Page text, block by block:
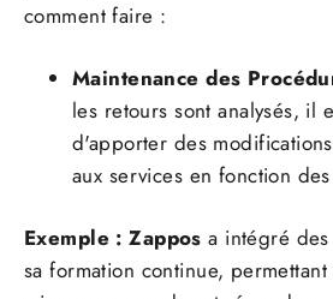
comment faire :
Maintenance des
les retours sont analysés, il
d'apporter des
aux services en fonction
Exemple : Zappos a intégré
sa formation continue,